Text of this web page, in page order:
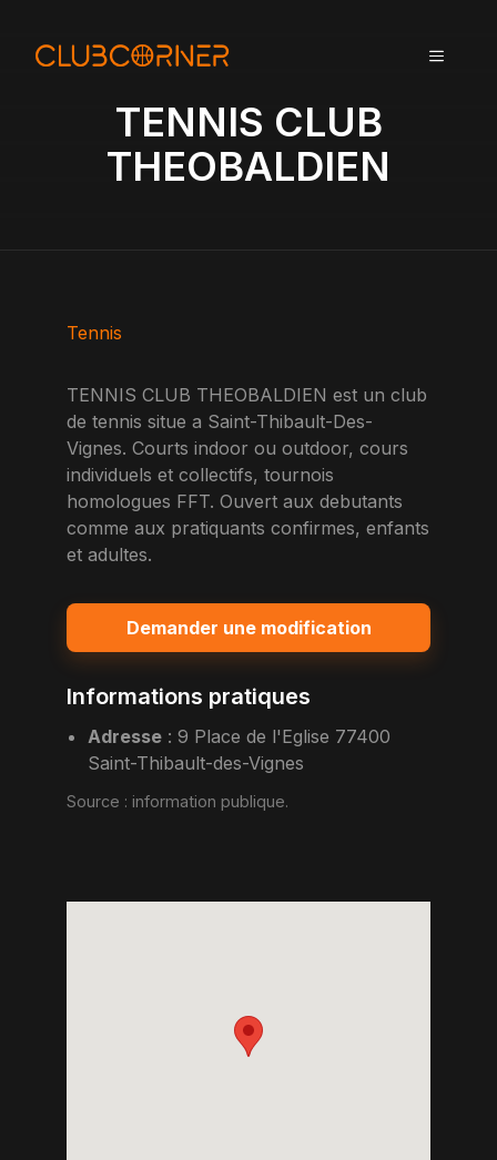
MENU
TENNIS CLUB
THEOBALDIEN
Tennis
TENNIS CLUB THEOBALDIEN est un club
de tennis situe a Saint-Thibault-Des-
Vignes. Courts indoor ou outdoor, cours
individuels et collectifs, tournois
homologues FFT. Ouvert aux debutants
comme aux pratiquants confirmes, enfants
et adultes.
Demander une modification
Informations pratiques
Adresse :9 Place de l'Eglise 77400
Saint-Thibault-des-Vignes
Source : information publique.